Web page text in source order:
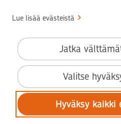
Lue lisää evästeistä
Hyväksy kaikki
Valitse
Jatka
Käyttöehdot
Saavutettavuusseloste
Evästeiden käyttö
Tilaa uutiskirje
Tietosuoja